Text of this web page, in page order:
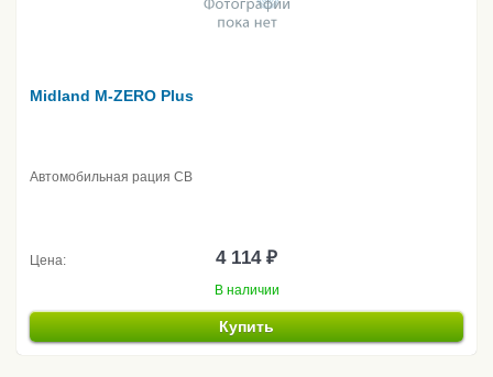
Midland M-ZERO Plus
Автомобильная рация CB
Цена: 4 114 ₽
В наличии
Купить